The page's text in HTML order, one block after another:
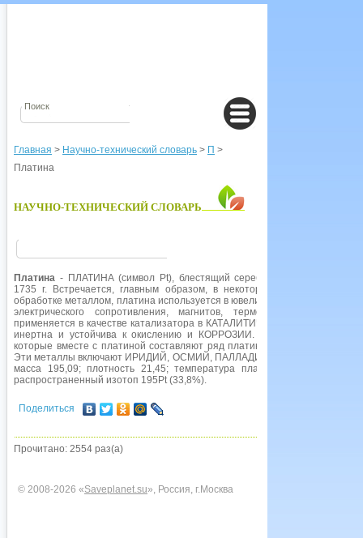
Главная > Научно-технический словарь > П >
Платина
НАУЧНО-ТЕХНИЧЕСКИЙ СЛОВАРЬ
Платина - ПЛАТИНА (символ Pt), блестящий серебристо-белый
1735 г. Встречается, главным образом, в некоторых никелевых
обработке металлом, платина используется в ювелирном деле, в
электрического сопротивления, магнитов, термопар,
применяется в качестве катализатора в КАТАЛИТИЧЕСКИХ
инертна и устойчива к окислению и КОРРОЗИИ. Этими свойствами
которые вместе с платиной составляют ряд платиновых металлов и
Эти металлы включают ИРИДИЙ, ОСМИЙ, ПАЛЛАДИЙ, РОДИЙ и РУТЕНИЙ.
масса 195,09; плотность 21,45; температура плавления 1772 °С,
распространенный изотоп 195Pt (33,8%).
Поделиться
Прочитано: 2554 раз(а)
© 2008-2026 «Saveplanet.su», Россия, г.Москва